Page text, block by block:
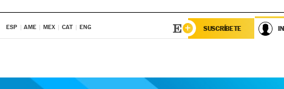
ESP AME MEX CAT ENG SUSCRÍBETE